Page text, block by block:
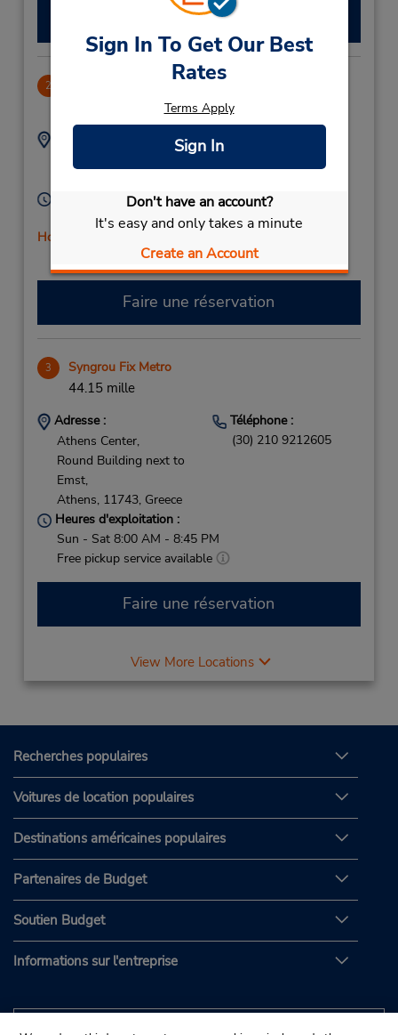
Sign In To Get Our Best
Rates
Terms Apply
Sign In
Don't have an account?
It's easy and only takes a minute
Create an Account
Faire une réservation
2 CLOSED 2022-07-22
Adresse :
Heures d'exploitation :
Sun - Sat 7:30 AM - 9:00 PM
Holiday Hours
Free pickup service available
Faire une réservation
3 Syngrou Fix Metro
44.15 mille
Adresse :
Athens Center,
Round Building next to
Emst,
Athens, 11743, Greece
Téléphone :
(30) 210 9212605
Heures d'exploitation :
Sun - Sat 8:00 AM - 8:45 PM
Free pickup service available
Faire une réservation
View More Locations
Recherches populaires
Voitures de location populaires
Destinations américaines populaires
Partenaires de Budget
Soutien Budget
Informations sur l'entreprise